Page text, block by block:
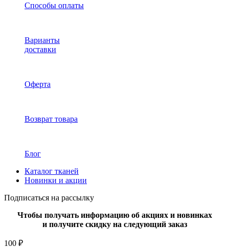
Способы оплаты
Варианты
доставки
Оферта
Возврат товара
Блог
Каталог тканей
Новинки и акции
Подписаться на рассылку
Чтобы получать информацию об акциях и новинках
и получите скидку на следующий заказ
100 ₽